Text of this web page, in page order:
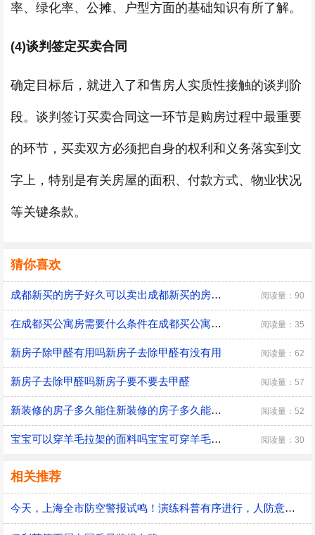
率、绿化率、公摊、户型方面的基础知识有所了解。
(4)谈判签定买卖合同
确定目标后，就进入了和售房人实质性接触的谈判阶
段。谈判签订买卖合同这一环节是购房过程中最重要
的环节，买卖双方必须把自身的权利和义务落实到文
字上，特别是有关房屋的面积、付款方式、物业状况
等关键条款。
猜你喜欢
成都新买的房子好久可以卖出成都新买的房子卖出需要满足什么条件 阅读量：90
在成都买公寓房需要什么条件在成都买公寓房要求是什么 阅读量：35
新房子除甲醛有用吗新房子去除甲醛有没有用 阅读量：62
新房子去除甲醛吗新房子要不要去甲醛 阅读量：57
新装修的房子多久能住新装修的房子多久能住人 阅读量：52
宝宝可以穿羊毛拉架的面料吗宝宝可穿羊毛拉架的面料吗 阅读量：30
相关推荐
今天，上海全市防空警报试鸣！演练科普有序进行，人防意识“声入人心”